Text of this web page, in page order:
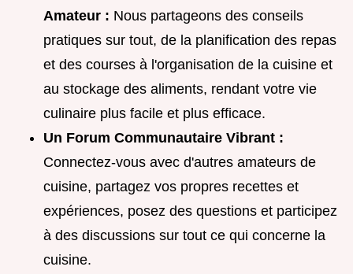
Amateur : Nous partageons des conseils
pratiques sur tout, de la planification des repas
et des courses à l'organisation de la cuisine et
au stockage des aliments, rendant votre vie
culinaire plus facile et plus efficace.
Un Forum Communautaire Vibrant :
Connectez-vous avec d'autres amateurs de
cuisine, partagez vos propres recettes et
expériences, posez des questions et participez
à des discussions sur tout ce qui concerne la
cuisine.